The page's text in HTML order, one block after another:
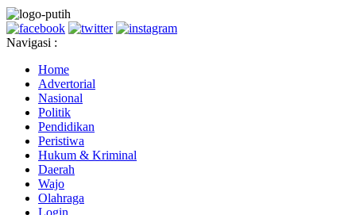
Navigasi :
Home
Advertorial
Nasional
Politik
Pendidikan
Peristiwa
Hukum & Kriminal
Daerah
Wajo
Olahraga
Login